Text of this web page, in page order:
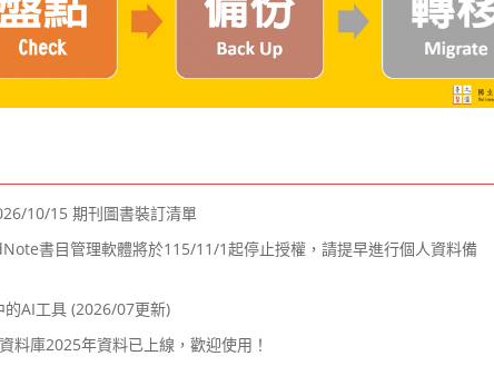
10/15 期刊圖書裝訂清單
書目管理軟體將於115/11/1起停止授權，請提早進行個人資料備
的AI工具 (2026/07更新)
資料庫2025年資料已上線，歡迎使用！